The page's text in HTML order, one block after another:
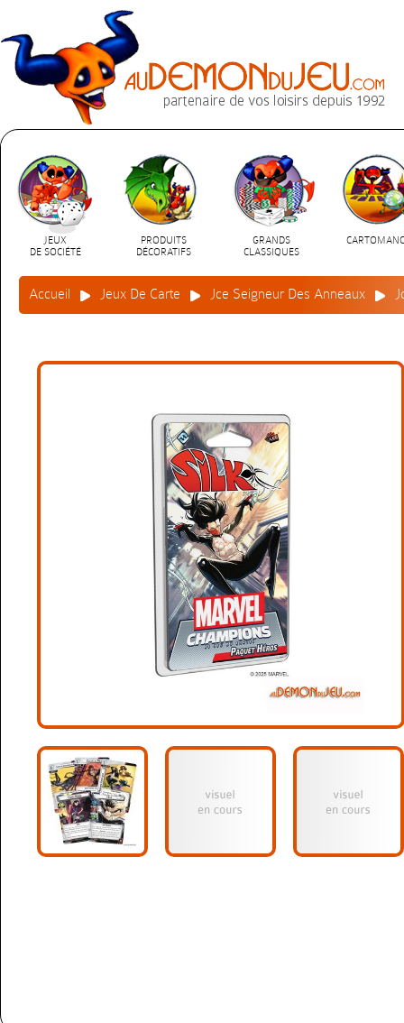
JEUX
DE SOCIÉTÉ
PRODUITS
DÉCORATIFS
GRANDS
CLASSIQUES
Accueil Jeux De Carte Jce Seigneur Des Anneaux